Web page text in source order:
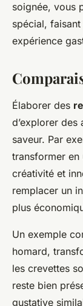
soignée, vous
spécial,
expérience
Élaborer des
d’explorer
saveur. Par
transformer en
créativité et
remplacer un
plus
Un exemple
homard,
les crevettes
reste bien
gustative